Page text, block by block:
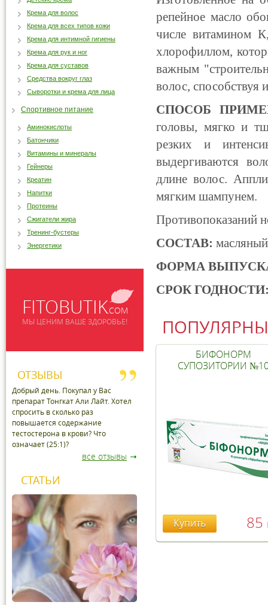
репейное масло
числе витамином
хлорофиллом,
важным
волос, способствуя
СПОСОБ
головы, мягко и
резких и
выдергиваются
длине волос.
мягким шампунем.
Противопоказаний
СОСТАВ:
ФОРМА
СРОК
БИФОНОРМ
СУПОЗИТОРИИ
Купить 85
Крема для волос
Крема для всех типов кожи
Крема для интимной гигиены
Крема для рук и ног
Крема для суставов
Средства вокруг глаз
Сыворотки и крема для лица
Спортивное питание
Аминокислоты
Батончики
Витамины и минералы
Гейнеры
Креатин
Напитки
Протеины
Сжигатели жира
Тренинг-бустеры
Энергетики
FITOBUTIK.COM
МЫ ЦЕНИМ ВАШЕ ЗДОРОВЬЕ!
ОТЗЫВЫ
Добрый день. Покупал у Вас
препарат Тонгкат Али Лайт. Хотел
спросить в сколько раз
повышается содержание
тестостерона в крови? Что
означает (25:1)?
все отзывы
СТАТЬИ